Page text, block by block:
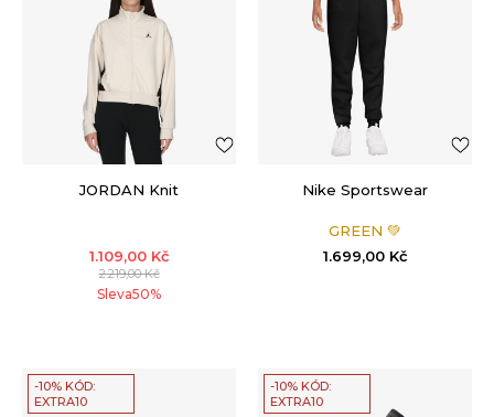
JORDAN Knit
1.109,00 Kč
2.219,00Kč
Sleva50%
Nike Sportswear
GREEN 💚
1.699,00 Kč
-10% KÓD:
EXTRA10
-10% KÓD:
EXTRA10